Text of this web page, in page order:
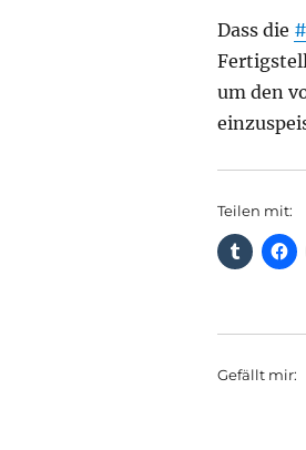
Dass die
um den
Teilen mit:
Gefällt mir: